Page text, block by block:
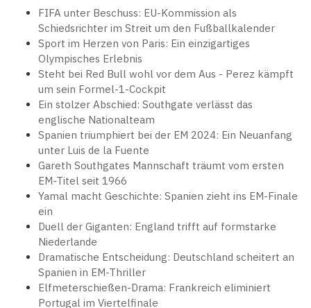
FIFA unter Beschuss: EU-Kommission als
Schiedsrichter im Streit um den Fußballkalender
Sport im Herzen von Paris: Ein einzigartiges
Olympisches Erlebnis
Steht bei Red Bull wohl vor dem Aus - Perez kämpft
um sein Formel-1-Cockpit
Ein stolzer Abschied: Southgate verlässt das
englische Nationalteam
Spanien triumphiert bei der EM 2024: Ein Neuanfang
unter Luis de la Fuente
Gareth Southgates Mannschaft träumt vom ersten
EM-Titel seit 1966
Yamal macht Geschichte: Spanien zieht ins EM-Finale
ein
Duell der Giganten: England trifft auf formstarke
Niederlande
Dramatische Entscheidung: Deutschland scheitert an
Spanien in EM-Thriller
Elfmeterschießen-Drama: Frankreich eliminiert
Portugal im Viertelfinale